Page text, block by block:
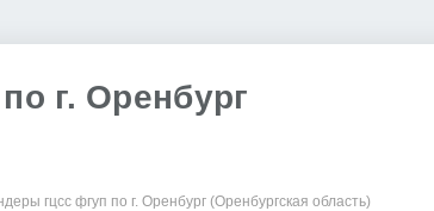
г. Оренбург
гцсс фгуп по г. Оренбург (Оренбургская область)